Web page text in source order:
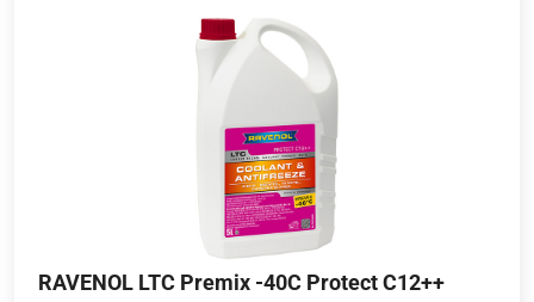
RAVENOL LTC Premix -40C Protect C12++